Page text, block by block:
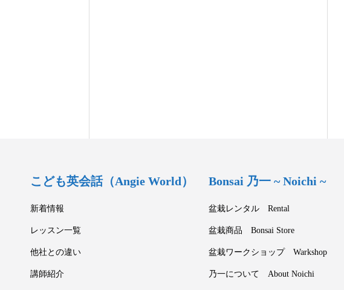
こども英会話（Angie World）
新着情報
レッスン一覧
他社との違い
講師紹介
Bonsai 乃一 ~ Noichi ~
盆栽レンタル Rental
盆栽商品 Bonsai Store
盆栽ワークショップ Warkshop
乃一について About Noichi